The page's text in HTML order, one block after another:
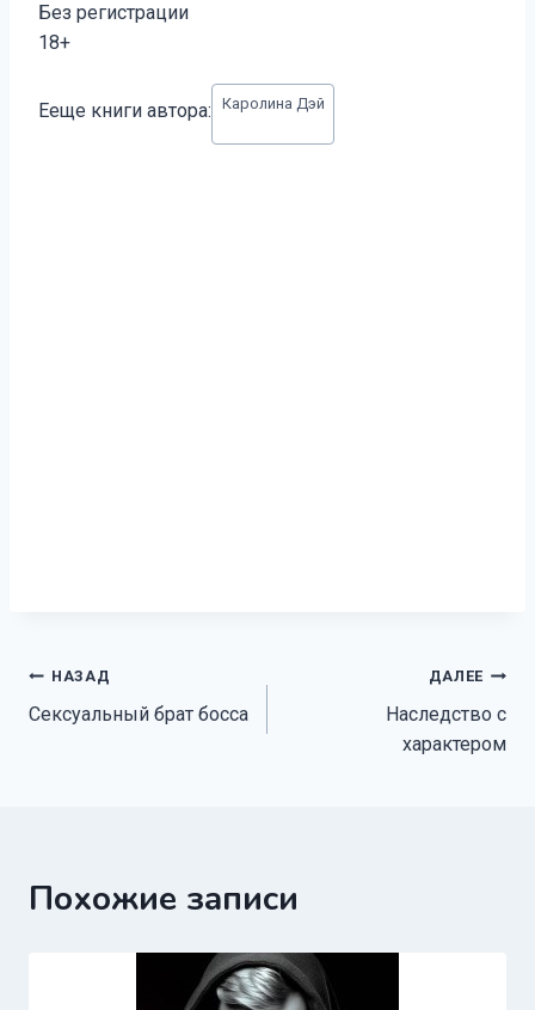
Без регистрации
18+
записи:
Ееще книги автора: Каролина Дэй
Навигация
по
НАЗАД
Сексуальный брат босса
ДАЛЕЕ
Наследство с
характером
Похожие записи